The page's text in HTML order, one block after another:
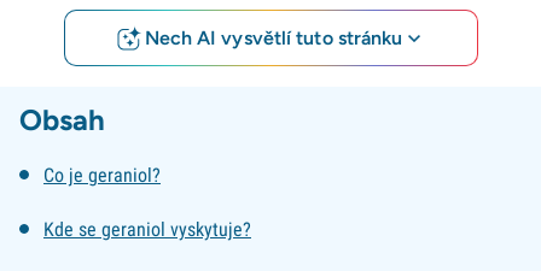
Nech AI vysvětlí tuto stránku
Obsah
Co je geraniol?
Kde se geraniol vyskytuje?